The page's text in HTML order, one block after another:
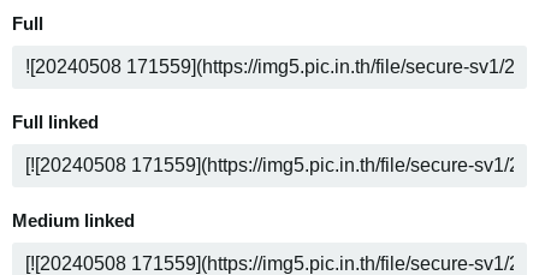
Full
Full linked
Medium linked